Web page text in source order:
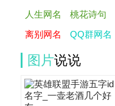
人生网名
桃花诗句
离别网名
QQ群网名
图片说说